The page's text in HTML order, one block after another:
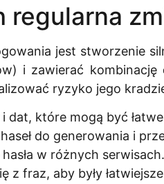
regularna
jest stworzenie
i zawierać
ryzyko jego
dat, które mogą być
do generowania i
w różnych serwisach.
z fraz, aby były